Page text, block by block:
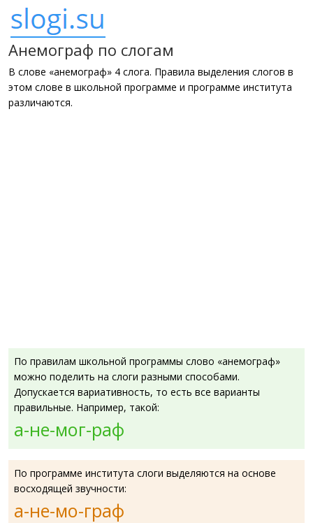
Анемограф по слогам
В слове «анемограф» 4 слога. Правила выделения слогов в
этом слове в школьной программе и программе института
различаются.
По правилам школьной программы слово «анемограф»
можно поделить на слоги разными способами.
Допускается вариативность, то есть все варианты
правильные. Например, такой:
а-не-мог-раф
По программе института слоги выделяются на основе
восходящей звучности:
а-не-мо-граф